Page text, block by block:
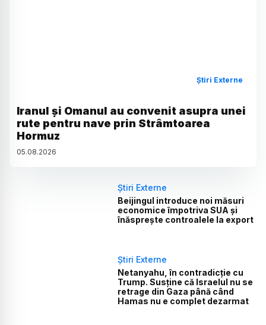
Știri Externe
Iranul și Omanul au convenit asupra unei
rute pentru nave prin Strâmtoarea
Hormuz
05.08.2026
Știri Externe
Beijingul introduce noi măsuri
economice împotriva SUA și
înăsprește controalele la export
Știri Externe
Netanyahu, în contradicție cu
Trump. Susține că Israelul nu se
retrage din Gaza până când
Hamas nu e complet dezarmat